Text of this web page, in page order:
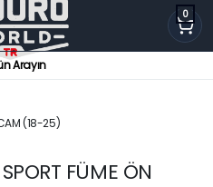
0
Arayın
(18-25)
FÜME ÖN